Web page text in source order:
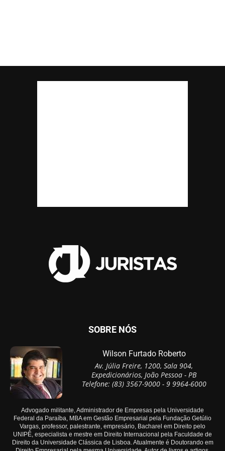
SOBRE NÓS
Wilson Furtado Roberto
Av. Júlia Freire, 1200, Sala 904,
Expedicionários, João Pessoa - PB
Telefone: (83) 3567-9000 - 9 9964-6000
Advogado militante, Administrador de Empresas pela Universidade
Federal da Paraíba, MBA em Gestão Empresarial pela Fundação Getúlio
Vargas, professor, palestrante, empresário, Bacharel em Direito pelo
UNIPÊ, especialista e mestre em Direito Internacional pela Faculdade de
Direito da Universidade Clássica de Lisboa. Atualmente é Doutorando em